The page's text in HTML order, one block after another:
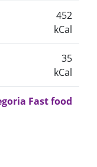
452
kCal
35
kCal
Fast food